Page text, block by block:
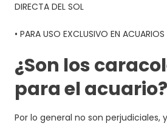
DIRECTA DEL SOL
• PARA USO EXCLUSIVO EN
¿Son los
para el acuario?
Por lo general no son